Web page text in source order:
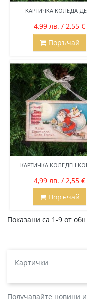
КАРТИЧКА КОЛЕДА
4,99 лв. / 2,55 €
Поръчай
КАРТИЧКА КОЛЕДЕН
4,99 лв. / 2,55 €
Поръчай
Показани са 1-9 от
Картички
Получавайте новини